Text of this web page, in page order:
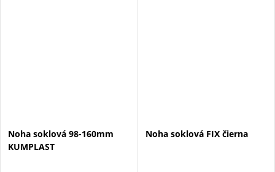
Noha soklová 98-160mm
KUMPLAST
Noha soklová FIX čierna